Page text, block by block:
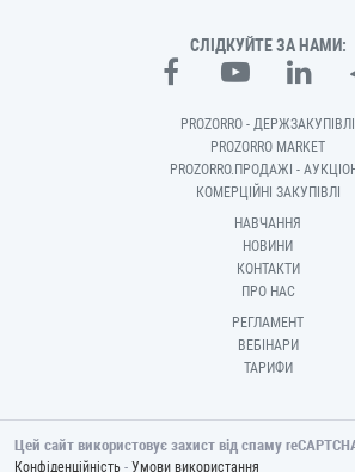
СЛІДКУЙТЕ ЗА НАМИ:
PROZORRO - ДЕРЖЗАКУПІВЛІ
PROZORRO MARKET
PROZORRO.ПРОДАЖІ -
КОМЕРЦІЙНІ ЗАКУПІВЛІ
НАВЧАННЯ
НОВИНИ
КОНТАКТИ
ПРО НАС
РЕГЛАМЕНТ
ВЕБІНАРИ
ТАРИФИ
Цей сайт використовує захист від спаму
Конфіденційність - Умови використання